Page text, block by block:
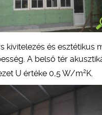
kivitelezés és
A belső tér
U értéke 0,5 W/m2K.